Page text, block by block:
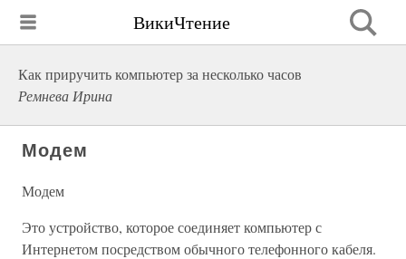
ВикиЧтение
Как приручить компьютер за несколько часов
Ремнева Ирина
Модем
Модем
Это устройство, которое соединяет компьютер с
Интернетом посредством обычного телефонного кабеля.